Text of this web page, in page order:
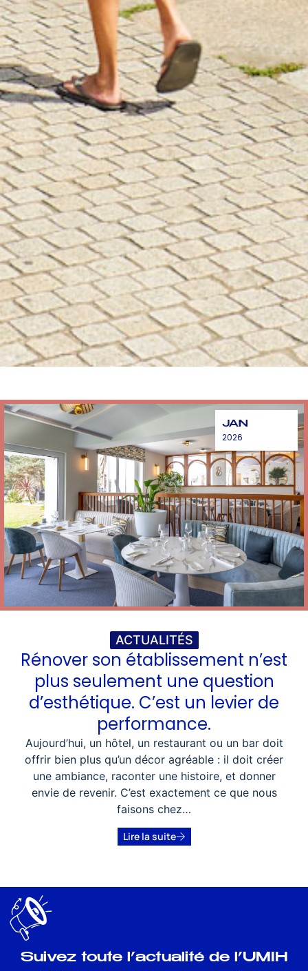
JAN
2026
ACTUALITÉS
Rénover son établissement n’est
plus seulement une question
d’esthétique. C’est un levier de
performance.
Aujourd’hui, un hôtel, un restaurant ou un bar doit
offrir bien plus qu’un décor agréable : il doit créer
une ambiance, raconter une histoire, et donner
envie de revenir. C’est exactement ce que nous
faisons chez…
Lire la suite
Suivez toute l’actualité de l’UMIH